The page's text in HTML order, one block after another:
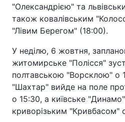
"Олександрією" та
також ковалівським
"Лівим Берегом" (18:00).
У неділю, 6 жовтня,
житомирське "Полісся"
полтавською "Ворсклою" о
"Шахтар" вийде на поле
о 15:30, а київське
криворізьким "Кривбасом"